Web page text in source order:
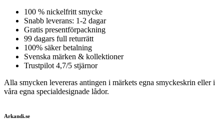
100 % nickelfritt smycke
Snabb leverans: 1-2 dagar
Gratis presentförpackning
99 dagars full returrätt
100% säker betalning
Svenska märken & kollektioner
Trustpilot 4,7/5 stjärnor
Alla smycken levereras antingen i märkets egna smyckeskrin eller i
våra egna specialdesignade lådor.
Arkandi.se